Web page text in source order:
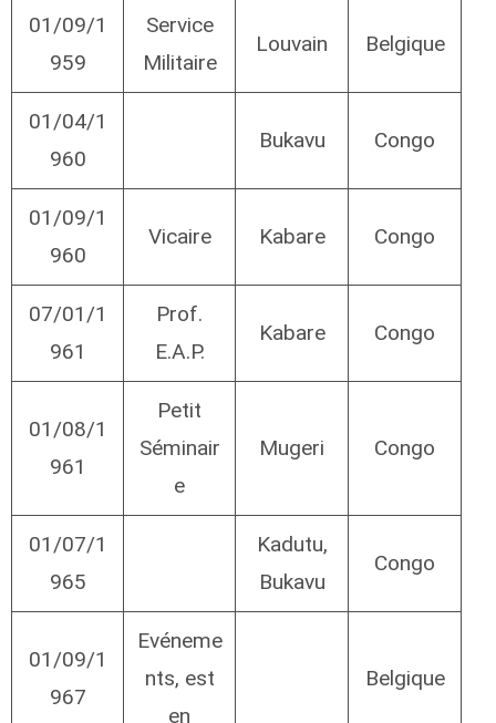
01/09/1
959
Service
Militaire
Louvain Belgique
01/04/1
960
Bukavu Congo
01/09/1
960
Vicaire Kabare Congo
07/01/1
961
Prof.
E.A.P.
Kabare Congo
01/08/1
961
Petit
Séminair
e
Mugeri Congo
01/07/1
965
Kadutu,
Bukavu
Congo
01/09/1
967
Evéneme
nts, est
en
Belgique